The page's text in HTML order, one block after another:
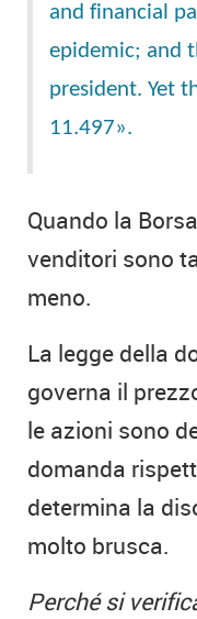
and financial
epidemic; and
president. Yet
11.497».
Quando la
venditori sono
meno.
La legge della
governa il
le azioni sono
domanda
determina la
molto brusca.
Perché si